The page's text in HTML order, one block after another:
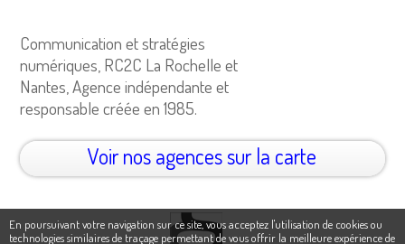
Communication et stratégies
numériques, RC2C La Rochelle et
Nantes, Agence indépendante et
responsable créée en 1985.
Voir nos agences sur la carte
En poursuivant votre navigation sur ce site, vous acceptez l'utilisation de cookies ou
technologies similaires de traçage permettant de vous offrir la meilleure expérience de